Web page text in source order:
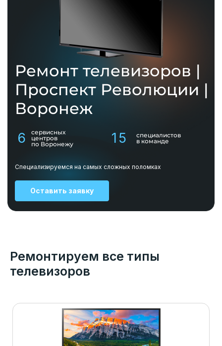
Ремонт телевизоров |
Проспект Революции |
Воронеж
6
сервисных
центров
по Воронежу
15
специалистов
в команде
Специализируемся на самых сложных поломках
Оставить заявку
Ремонтируем все типы
телевизоров